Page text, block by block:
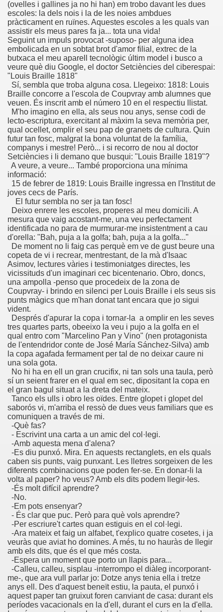
(ovelles i gallines ja no hi han) em trobo davant les dues
escoles: la dels nois i la de les noies ambdues
pràcticament en ruïnes. Aquestes escoles a les quals van
assistir els meus pares fa ja... tota una vida!
Seguint un impuls provocat -suposo- per alguna idea
embolicada en un sobtat brot d'amor filial, extrec de la
butxaca el meu aparell tecnològic últim model i busco a
veure què diu Google, el doctor Setciències del ciberespai:
"Louis Braille 1818"
Sí, sembla que troba alguna cosa. Llegeixo: 1818: Louis
Braille concorre a l'escola de Coupvray amb alumnes que
veuen. És inscrit amb el número 10 en el respectiu llistat.
M'ho imagino en ella, als seus nou anys, sense codi de
lecto-escriptura, exercitant al màxim la seva memòria per,
qual ocellet, omplir el seu pap de granets de cultura. Quin
futur tan fosc, malgrat la bona voluntat de la família,
companys i mestre! Però... i si recorro de nou al doctor
Setciències i li demano que busqui: "Louis Braille 1819"?
A veure, a veure... També proporciona una mínima
informació:
15 de febrer de 1819: Louis Braille ingressa en l'Institut de
joves cecs de París.
El futur sembla no ser ja tan fosc!
Deixo enrere les escoles, properes al meu domicili. A
mesura que vaig acostant-me, una veu perfectament
identificada no para de murmurar-me insistentment a cau
d'orella: "Bah, puja a la golfa; bah, puja a la golfa..."
De moment no li faig cas perquè em ve de gust beure una
copeta de vi i recrear, mentrestant, de la mà d'Isaac
Asimov, lectures vàries i testimoniatges directes, les
vicissituds d'un imaginari cec bicentenario. Obro, doncs,
una ampolla -penso que procedeix de la zona de
Coupvray- i brindo en silenci per Louis Braille i els seus sis
punts màgics que m'han donat tant encara que jo sigui
vident.
Després d'apurar la copa i tornar-la a omplir en les seves
tres quartes parts, obeeixo la veu i pujo a la golfa en el
qual entro com "Marcelino Pan y Vino" (nen protagonista
de l'entendridor conte de José María Sánchez-Silva) amb
la copa agafada fermament per tal de no deixar caure ni
una sola gota.
No hi ha en ell un gran crucifix, ni tan sols una taula, però
sí un seient frarer en el qual em sec, dipositant la copa en
el gran bagul situat a la dreta del mateix.
Tanco els ulls i obro les oïdes. Entre glopet i glopet del
saborós vi, m'arriba el ressò de dues veus familiars que es
comuniquen a través de mi.
-Què fas?
- Escrivint una carta a un amic del col·legi.
-Amb aquesta mena d'alena?
-Es diu punxó. Mira. En aquests rectanglets, en els quals
caben sis punts, vaig punxant. Les lletres sorgeixen de les
diferents combinacions que poden fer-se. En donar-li la
volta al paper? ho veus? Amb els dits podem llegir-les.
-És molt difícil aprendre?
-No.
-Em pots ensenyar?
- És clar que puc. Però para què vols aprendre?
-Per escriure't cartes quan estiguis en el col·legi.
-Ara mateix et faig un alfabet, t'explico quatre cosetes, i ja
veuràs que aviat ho domines. A més, tu no hauràs de llegir
amb els dits, que és el que més costa.
-Espera un moment que porto un llapis para...
-Calleu, calleu, sisplau -interrompo el diàleg incorporant-
me-, que ara vull parlar jo: Dotze anys tenia ella i tretze
anys ell. Des d'aquest beneït estiu, la pauta, el punxó i
aquest paper tan gruixut foren canviant de casa: durant els
períodes vacacionals en la d'ell, durant el curs en la d'ella.
Escrito Informático, Caranva Romero)
Romero)
(Caranva Romero)
Romero)
y Caranva Romero)
Santos Ciegos y Casimiros y Caranva Romero)
(Medio Anónimo, Caranva Romero)
y Caranva Romero)
(Caranva Romero)
Campoamor y Caranva Romero)
Anónimo, Caranva Romero y Al-Guien-Más)
(Caranva Romero y Álguienes Más)
Romero)
once-da y Caranva Romero)
Benaonce y Caranva Romero)
(Eusebió Bastón Blasco y Caranva Romero)
Romero)
Manchado y Caranva Romero)
de Pega y Caranva Romero)
Romero)
Mamancio de la Pradera y Caranva Romero)
y Caranva Romero)
Romero)
(Luis de Góngora Pro Nobis y Caranva Romero)
y Caranva Romero)
un Cacho (Porque Manriquecío y Caranva Romero)
y Caranva Romero)
de Aguafría y Caranva Romero)